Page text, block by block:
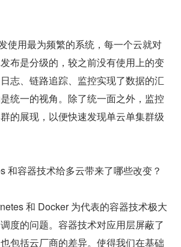
使用最为频繁的系统，每一个云就对
布是分级的，较之前没有使用上的变
志、链路追踪、监控实现了数据的汇
统一的视角。除了统一面之外，监控
的展现，以便快速发现单云单集群级
和容器技术给多云带来了哪些改变？
和 Docker 为代表的容器技术极大
度的问题。容器技术对应用层屏蔽了
包括云厂商的差异。使得我们在基础